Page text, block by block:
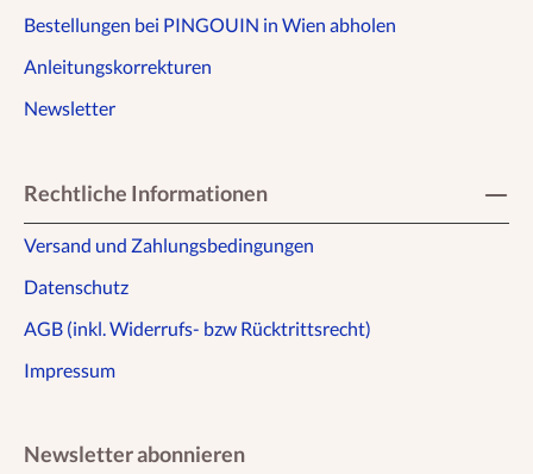
Bestellungen bei PINGOUIN in Wien abholen
Anleitungskorrekturen
Newsletter
Rechtliche Informationen
Versand und Zahlungsbedingungen
Datenschutz
AGB (inkl. Widerrufs- bzw Rücktrittsrecht)
Impressum
Newsletter abonnieren